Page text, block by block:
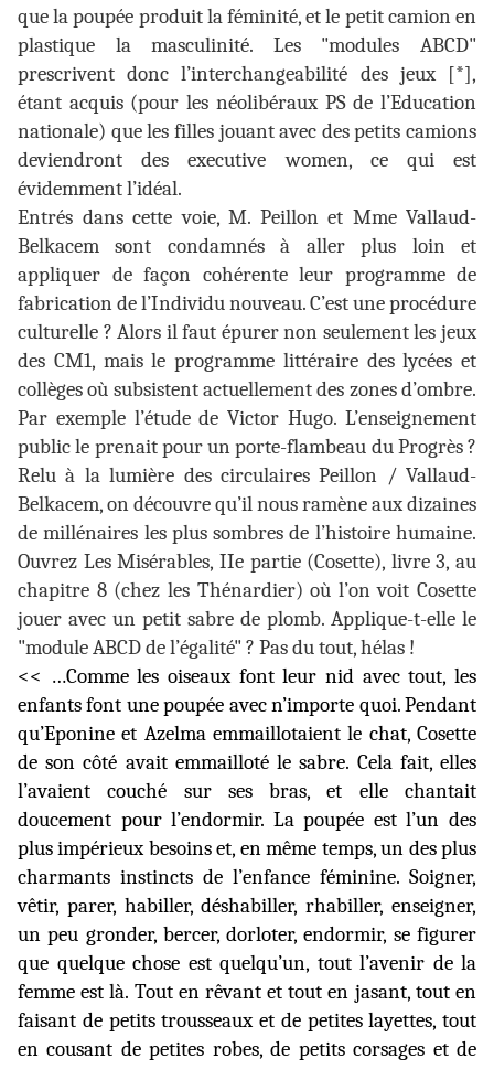
que la poupée produit la féminité, et le petit camion en
plastique la masculinité. Les "modules ABCD"
prescrivent donc l’interchangeabilité des jeux [*],
étant acquis (pour les néolibéraux PS de l’Education
nationale) que les filles jouant avec des petits camions
deviendront des executive women, ce qui est
évidemment l’idéal.
Entrés dans cette voie, M. Peillon et Mme Vallaud-
Belkacem sont condamnés à aller plus loin et
appliquer de façon cohérente leur programme de
fabrication de l’Individu nouveau. C’est une procédure
culturelle ? Alors il faut épurer non seulement les jeux
des CM1, mais le programme littéraire des lycées et
collèges où subsistent actuellement des zones d’ombre.
Par exemple l’étude de Victor Hugo. L’enseignement
public le prenait pour un porte-flambeau du Progrès ?
Relu à la lumière des circulaires Peillon / Vallaud-
Belkacem, on découvre qu’il nous ramène aux dizaines
de millénaires les plus sombres de l’histoire humaine.
Ouvrez Les Misérables, IIe partie (Cosette), livre 3, au
chapitre 8 (chez les Thénardier) où l’on voit Cosette
jouer avec un petit sabre de plomb. Applique-t-elle le
"module ABCD de l’égalité" ? Pas du tout, hélas !
<< …Comme les oiseaux font leur nid avec tout, les
enfants font une poupée avec n’importe quoi. Pendant
qu’Eponine et Azelma emmaillotaient le chat, Cosette
de son côté avait emmailloté le sabre. Cela fait, elles
l’avaient couché sur ses bras, et elle chantait
doucement pour l’endormir. La poupée est l’un des
plus impérieux besoins et, en même temps, un des plus
charmants instincts de l’enfance féminine. Soigner,
vêtir, parer, habiller, déshabiller, rhabiller, enseigner,
un peu gronder, bercer, dorloter, endormir, se figurer
que quelque chose est quelqu’un, tout l’avenir de la
femme est là. Tout en rêvant et tout en jasant, tout en
faisant de petits trousseaux et de petites layettes, tout
en cousant de petites robes, de petits corsages et de